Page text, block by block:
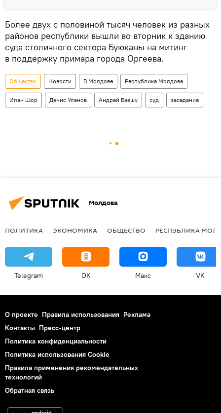
Более двух с половиной тысяч человек из разных
районов республики вышли во вторник к зданию
суда столичного сектора Буюканы на митинг
в поддержку примара города Оргеева.
Общество Новости В Молдове Республика Молдова
Илан Шор Денис Уланов Андрей Бэешу суд заседание
Молдова
ПОЛИТИКА ЭКОНОМИКА ОБЩЕСТВО РЕСПУБЛИКА
Telegram OK Макс VK
О проекте Правила использования Реклама
Контакты Пресс-центр
Политика конфиденциальности
Политика использования Cookie
Правила применения рекомендательных
технологий
Обратная связь